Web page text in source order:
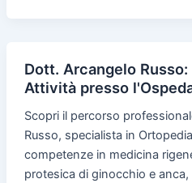
Dott. Arcangelo
Attività presso
Scopri il percorso
Russo, specialista in
competenze in medicina
protesica di ginocchio e